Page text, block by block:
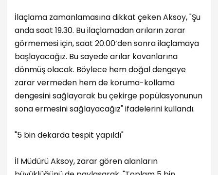
İlaçlama zamanlamasına dikkat çeken Aksoy, "Şu
anda saat 19.30. Bu ilaçlamadan arıların zarar
görmemesi için, saat 20.00’den sonra ilaçlamaya
başlayacağız. Bu sayede arılar kovanlarına
dönmüş olacak. Böylece hem doğal dengeye
zarar vermeden hem de koruma-kollama
dengesini sağlayarak bu çekirge popülasyonunun
sona ermesini sağlayacağız" ifadelerini kullandı.
"5 bin dekarda tespit yapıldı"
İl Müdürü Aksoy, zarar gören alanların